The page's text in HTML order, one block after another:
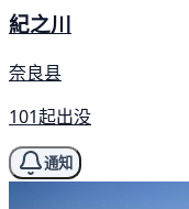
紀之川
奈良县
101起出没
通知